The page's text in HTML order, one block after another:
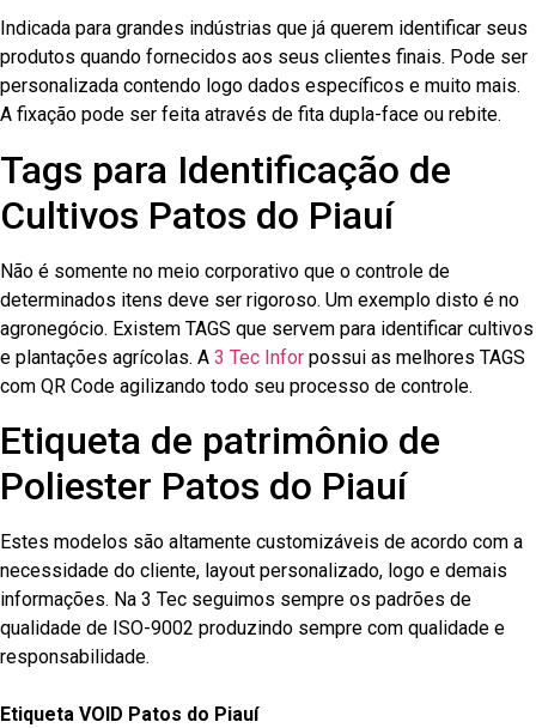
Indicada para grandes indústrias que já querem identificar seus
produtos quando fornecidos aos seus clientes finais. Pode ser
personalizada contendo logo dados específicos e muito mais.
A fixação pode ser feita através de fita dupla-face ou rebite.
Tags para Identificação de
Cultivos Patos do Piauí
Não é somente no meio corporativo que o controle de
determinados itens deve ser rigoroso. Um exemplo disto é no
agronegócio. Existem TAGS que servem para identificar cultivos
e plantações agrícolas. A 3 Tec Infor possui as melhores TAGS
com QR Code agilizando todo seu processo de controle.
Etiqueta de patrimônio de
Poliester Patos do Piauí
Estes modelos são altamente customizáveis de acordo com a
necessidade do cliente, layout personalizado, logo e demais
informações. Na 3 Tec seguimos sempre os padrões de
qualidade de ISO-9002 produzindo sempre com qualidade e
responsabilidade.
Etiqueta VOID Patos do Piauí